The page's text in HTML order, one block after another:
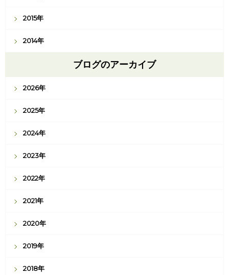
2015年
2014年
ブログのアーカイブ
2026年
2025年
2024年
2023年
2022年
2021年
2020年
2019年
2018年